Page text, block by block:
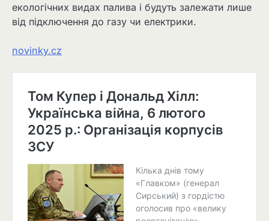
екологічних видах палива і будуть залежати лише
від підключення до газу чи електрики.
novinky.cz